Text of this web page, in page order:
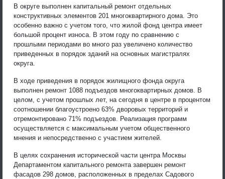
В округе выполнен капитальный ремонт отдельных
конструктивных элементов 201 многоквартирного дома. Это
особенно важно с учетом того, что жилой фонд центра имеет
большой процент износа. В этом году по сравнению с
прошлыми периодами во много раз увеличено количество
приведенных в порядок зданий на основных магистралях
округа.
В ходе приведения в порядок жилищного фонда округа
выполнен ремонт 1088 подъездов многоквартирных домов. В
целом, с учетом прошлых лет, на сегодня в центре в процентом
соотношении благоустроено 63% дворовых территорий и
отремонтировано 71% подъездов. Реализация программ
осуществляется с максимальным учетом общественного
мнения и непосредственно с участием жителей.
В целях сохранения исторической части центра Москвы
Департаментом капитального ремонта завершен ремонт
фасадов 298 домов, расположенных в пределах Садового